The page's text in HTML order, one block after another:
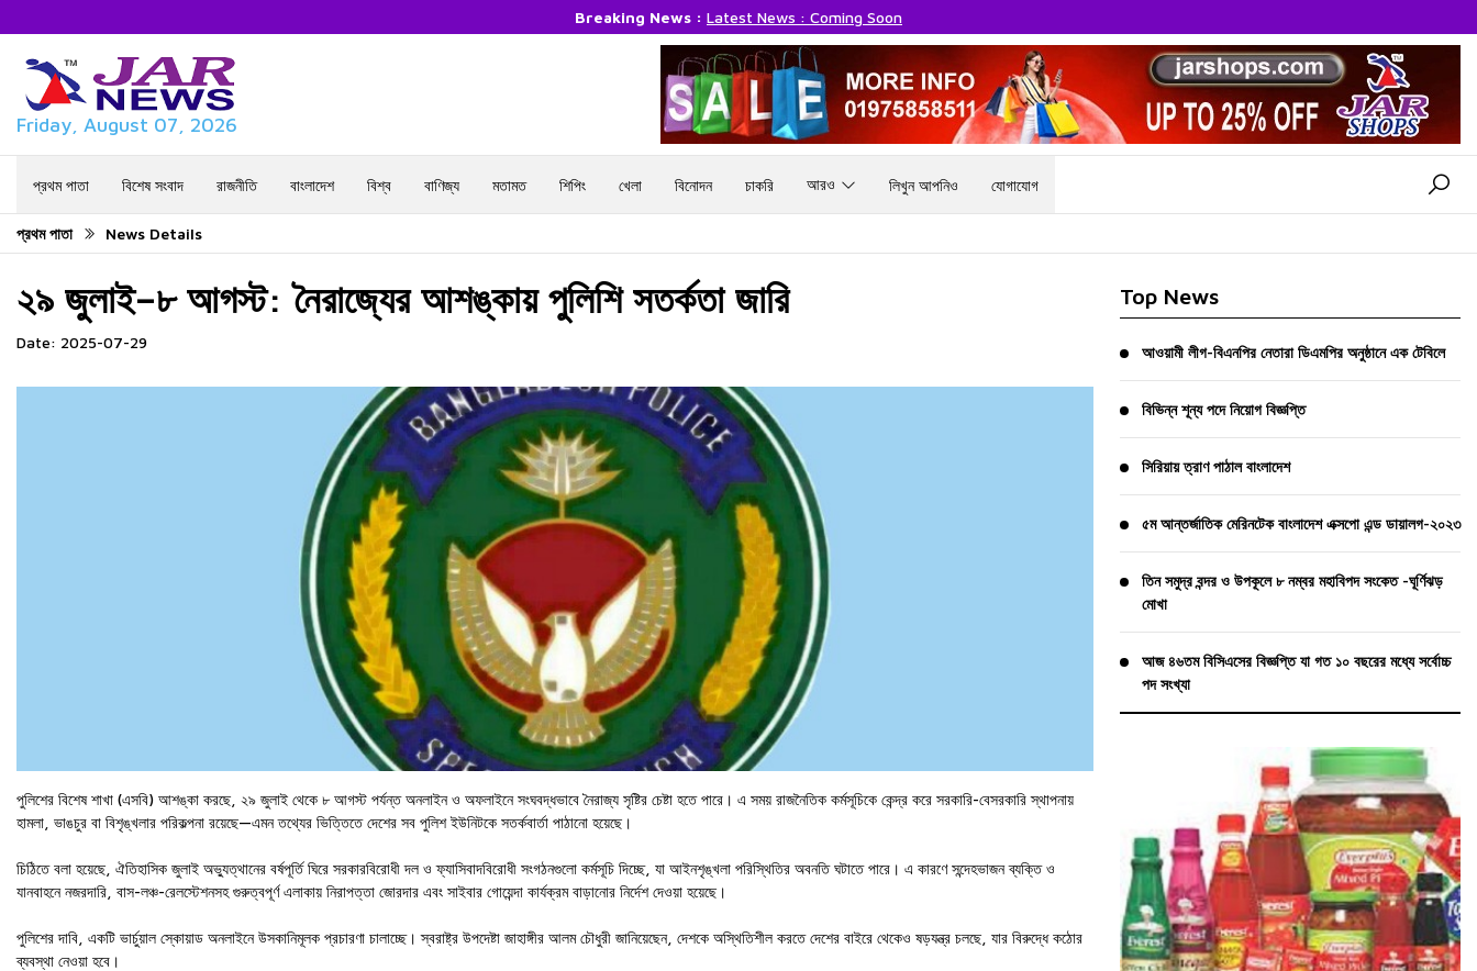
Breaking News : Latest News : Coming Soon
Friday, August 07, 2026
প্রথম পাতা বিশেষ সংবাদ রাজনীতি বাংলাদেশ বিশ্ব বাণিজ্য মতামত শিপিং খেলা বিনোদন চাকরি আরও লিখুন আপনিও যোগাযোগ
প্রথম পাতা News Details
২৯ জুলাই–৮ আগস্ট: নৈরাজ্যের আশঙ্কায় পুলিশি সতর্কতা জারি
Date: 2025-07-29
পুলিশের বিশেষ শাখা (এসবি) আশঙ্কা করছে, ২৯ জুলাই থেকে ৮ আগস্ট পর্যন্ত অনলাইন ও অফলাইনে সংঘবদ্ধভাবে নৈরাজ্য সৃষ্টির চেষ্টা হতে পারে। এ সময় রাজনৈতিক কর্মসূচিকে কেন্দ্র করে সরকারি-বেসরকারি স্থাপনায়
হামলা, ভাঙচুর বা বিশৃঙ্খলার পরিকল্পনা রয়েছে—এমন তথ্যের ভিত্তিতে দেশের সব পুলিশ ইউনিটকে সতর্কবার্তা পাঠানো হয়েছে।
চিঠিতে বলা হয়েছে, ঐতিহাসিক জুলাই অভ্যুত্থানের বর্ষপূর্তি ঘিরে সরকারবিরোধী দল ও ফ্যাসিবাদবিরোধী সংগঠনগুলো কর্মসূচি দিচ্ছে, যা আইনশৃঙ্খলা পরিস্থিতির অবনতি ঘটাতে পারে। এ কারণে সন্দেহভাজন ব্যক্তি ও
যানবাহনে নজরদারি, বাস-লঞ্চ-রেলস্টেশনসহ গুরুত্বপূর্ণ এলাকায় নিরাপত্তা জোরদার এবং সাইবার গোয়েন্দা কার্যক্রম বাড়ানোর নির্দেশ দেওয়া হয়েছে।
পুলিশের দাবি, একটি ভার্চুয়াল স্কোয়াড অনলাইনে উসকানিমূলক প্রচারণা চালাচ্ছে। স্বরাষ্ট্র উপদেষ্টা জাহাঙ্গীর আলম চৌধুরী জানিয়েছেন, দেশকে অস্থিতিশীল করতে দেশের বাইরে থেকেও ষড়যন্ত্র চলছে, যার বিরুদ্ধে কঠোর
ব্যবস্থা নেওয়া হবে।
Top News
আওয়ামী লীগ-বিএনপির নেতারা ডিএমপির অনুষ্ঠানে এক টেবিলে
বিভিন্ন শূন্য পদে নিয়োগ বিজ্ঞপ্তি
সিরিয়ায় ত্রাণ পাঠাল বাংলাদেশ
৫ম আন্তর্জাতিক মেরিনটেক বাংলাদেশ এক্সপো এন্ড ডায়ালগ-২০২৩
তিন সমুদ্র বন্দর ও উপকূলে ৮ নম্বর মহাবিপদ সংকেত -ঘূর্ণিঝড়
মোখা
আজ ৪৬তম বিসিএসের বিজ্ঞপ্তি যা গত ১০ বছরের মধ্যে সর্বোচ্চ
পদ সংখ্যা